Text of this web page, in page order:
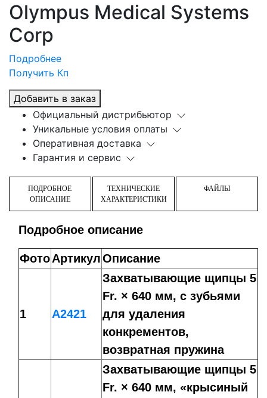
Olympus Medical Systems
Corp
Подробнее
Получить Кп
Добавить в заказ
Официальный дистрибьютор
Уникальные условия оплаты
Оперативная доставка
Гарантия и сервис
ПОДРОБНОЕ
ОПИСАНИЕ
ТЕХНИЧЕСКИЕ
ХАРАКТЕРИСТИКИ
ФАЙЛЫ
Подробное описание
ФотоАртикулОписание
1 A2421
Захватывающие щипцы 5
Fr. × 640 мм, с зубьями
для удаления
конкрементов,
возвратная пружина
Захватывающие щипцы 5
Fr. × 640 мм, «крысиный